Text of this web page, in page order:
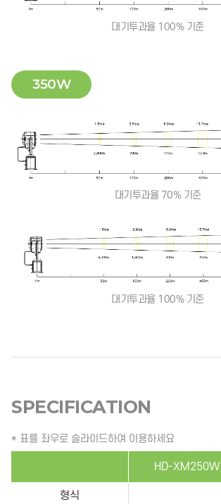
대기투과율 100% 기준
350W
대기투과율 70% 기준
대기투과율 100% 기준
SPECIFICATION
* 표를 좌우로 슬라이드하여 이용하세요
HD-XM250W
형식